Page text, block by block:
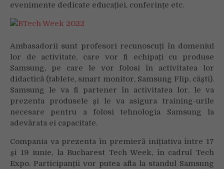
evenimente dedicate educației, conferințe etc.
Ambasadorii sunt profesori recunoscuți în domeniul
lor de activitate, care vor fi echipați cu produse
Samsung, pe care le vor folosi în activitatea lor
didactică (tablete, smart monitor, Samsung Flip, căști).
Samsung le va fi partener în activitatea lor, le va
prezenta produsele și le va asigura training-urile
necesare pentru a folosi tehnologia Samsung la
adevărata ei capacitate.
Compania va prezenta în premieră inițiativa între 17
și 19 iunie, la Bucharest Tech Week, în cadrul Tech
Expo. Participanții vor putea afla la standul Samsung